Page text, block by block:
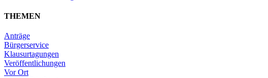
THEMEN
Anträge
Bürgerservice
Klausurtagungen
Veröffentlichungen
Vor Ort